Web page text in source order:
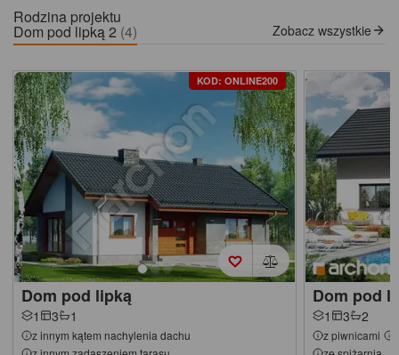
Rodzina projektu
Dom pod lipką 2 (4) Zobacz wszystkie
KOD: ONLINE200
Dom pod lipką
1 3 1
z innym kątem nachylenia dachu
Dom pod
1 3 2
z piwnicami